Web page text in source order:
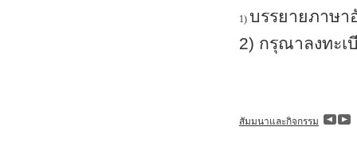
1) บรรยายภาษา
2) กรุณาลงทะ
สัมมนาและกิจกรรม